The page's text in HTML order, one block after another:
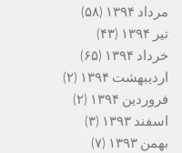
مرداد ۱۳۹۴
(۵۸)
تیر ۱۳۹۴
(۴۳)
خرداد ۱۳۹۴
(۶۵)
اردیبهشت ۱۳۹۴
(۲)
فروردین ۱۳۹۴
(۲)
اسفند ۱۳۹۳
(۳)
بهمن ۱۳۹۳
(۷)